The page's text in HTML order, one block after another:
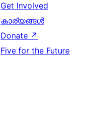
Get Involved
കാര്യങ്ങള്‍
Donate ↗
Five for the Future